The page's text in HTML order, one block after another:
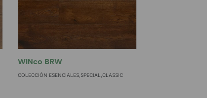
WINco BRW
COLECCIÓN ESENCIALES,SPECIAL,CLASSIC